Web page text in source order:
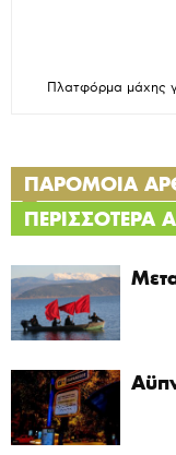
Πλατφόρμα μάχης
ΠΑΡΟΜΟΙΑ